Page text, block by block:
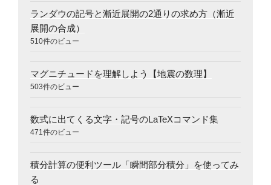
ランダウの記号と漸近展開の2通りの求め方（漸近
展開の合成）
510件のビュー
マグニチュードを理解しよう【地震の数理】
503件のビュー
数式に出てくる文字・記号のLaTeXコマンド集
471件のビュー
積分計算の便利ツール「瞬間部分積分」を使ってみ
る